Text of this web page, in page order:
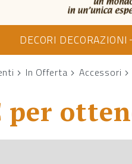
Lo
DECORI DECORAZIONI
In Offerta Accessori
per